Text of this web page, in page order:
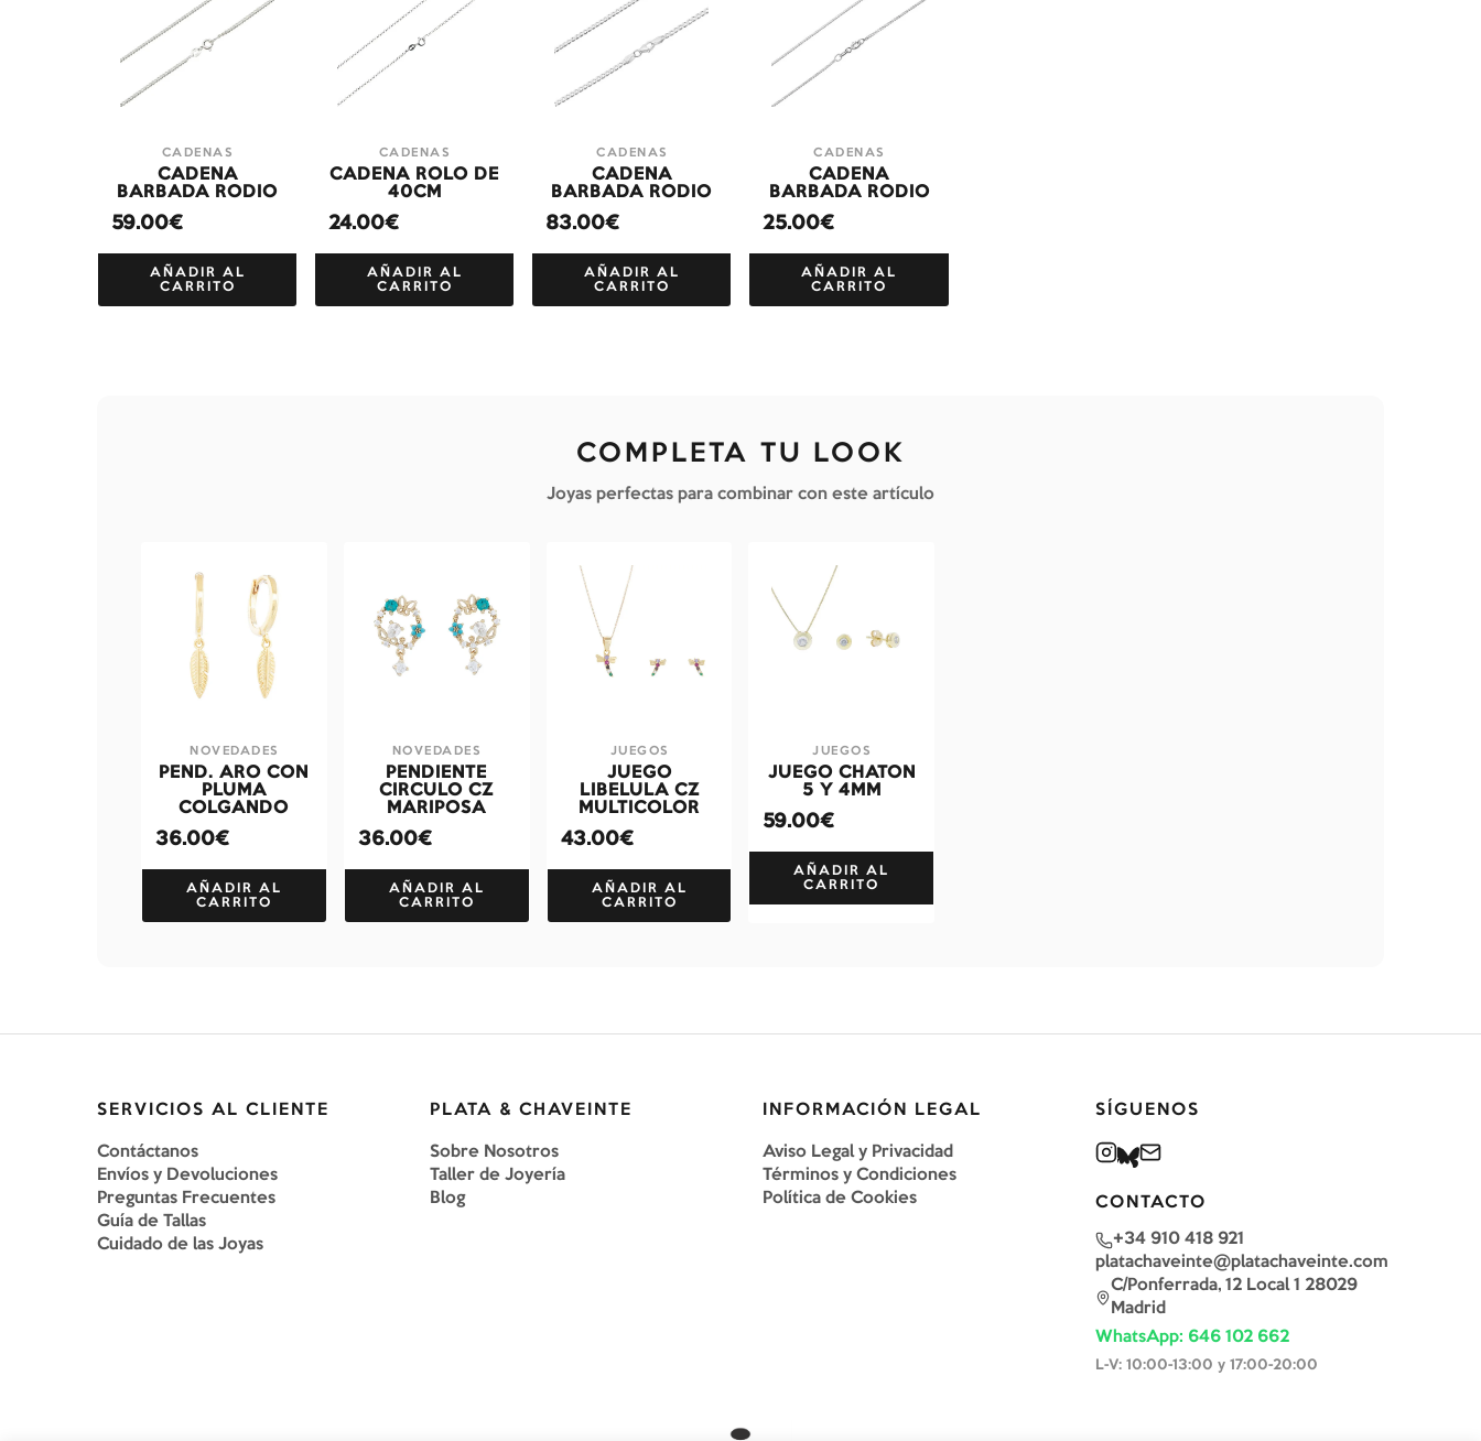
CADENAS
CADENA
BARBADA RODIO
59.00€
AÑADIR AL
CARRITO
CADENAS
CADENA ROLO DE
40CM
24.00€
AÑADIR AL
CARRITO
CADENAS
CADENA
BARBADA RODIO
83.00€
AÑADIR AL
CARRITO
CADENAS
CADENA
BARBADA RODIO
25.00€
AÑADIR AL
CARRITO
COMPLETA TU LOOK
Joyas perfectas para combinar con este artículo
NOVEDADES
PEND. ARO CON
PLUMA
COLGANDO
36.00€
AÑADIR AL
CARRITO
NOVEDADES
PENDIENTE
CIRCULO CZ
MARIPOSA
36.00€
AÑADIR AL
CARRITO
JUEGOS
JUEGO
LIBELULA CZ
MULTICOLOR
43.00€
AÑADIR AL
CARRITO
JUEGOS
JUEGO CHATON
5 Y 4MM
59.00€
AÑADIR AL
CARRITO
SERVICIOS AL CLIENTE
Contáctanos
Envíos y Devoluciones
Preguntas Frecuentes
Guía de Tallas
Cuidado de las Joyas
PLATA & CHAVEINTE
Sobre Nosotros
Taller de Joyería
Blog
INFORMACIÓN LEGAL
Aviso Legal y Privacidad
Términos y Condiciones
Política de Cookies
SÍGUENOS
CONTACTO
+34 910 418 921
platachaveinte@platachaveinte.com
C/Ponferrada, 12 Local 1 28029
Madrid
WhatsApp: 646 102 662
L-V: 10:00-13:00 y 17:00-20:00